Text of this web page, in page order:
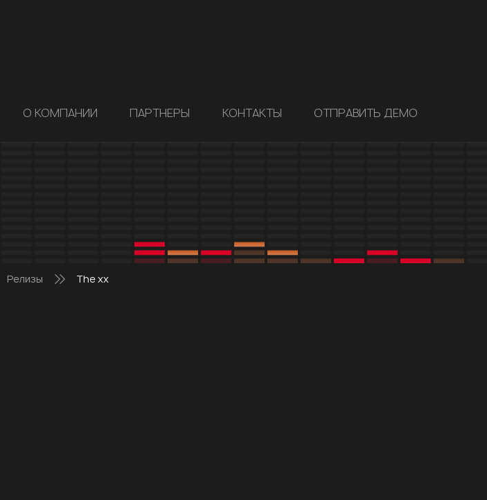
О КОМПАНИИ ПАРТНЕРЫ КОНТАКТЫ
ОТПРАВИТЬ ДЕМО
Релизы The xx